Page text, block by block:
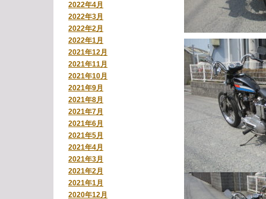
2022年4月
2022年3月
2022年2月
2022年1月
2021年12月
2021年11月
2021年10月
2021年9月
2021年8月
2021年7月
2021年6月
2021年5月
2021年4月
2021年3月
2021年2月
2021年1月
2020年12月